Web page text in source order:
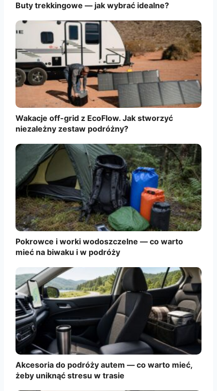
Buty trekkingowe — jak wybrać idealne?
Wakacje off-grid z EcoFlow. Jak stworzyć
niezależny zestaw podróżny?
Pokrowce i worki wodoszczelne — co warto
mieć na biwaku i w podróży
Akcesoria do podróży autem — co warto mieć,
żeby uniknąć stresu w trasie